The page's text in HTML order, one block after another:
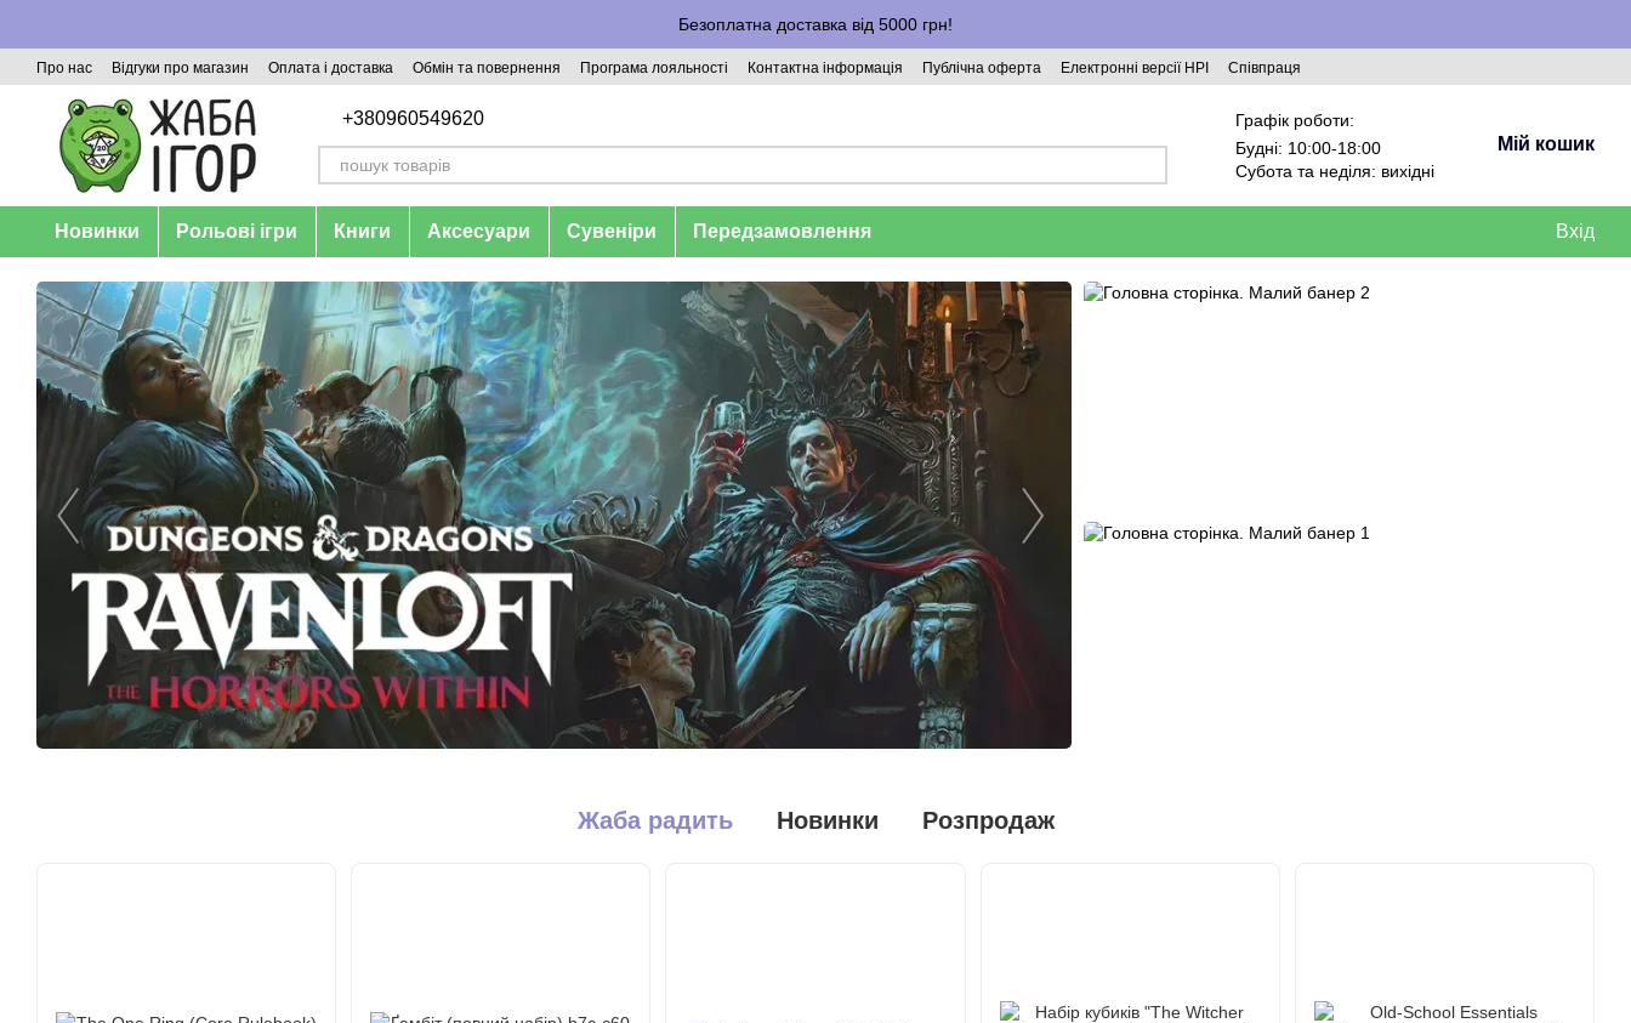
Безоплатна доставка від 5000 грн!
Про нас Відгуки про магазин Оплата і доставка Обмін та повернення Програма лояльності Контактна інформація Публічна оферта Електронні версії НРІ Співпраця
+380960549620
Графік роботи:
Будні: 10:00-18:00
Субота та неділя: вихідні
Мій кошик
Новинки Рольові ігри Книги Аксесуари Сувеніри Передзамовлення Вхід
Жаба радить Новинки Розпродаж